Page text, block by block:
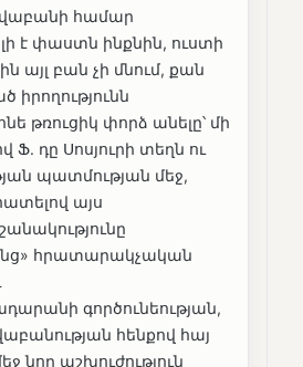
համար
է փաստն ինքնին, ուստի
այլ բան չի մնում, քան
իրողությունն
թռուցիկ փորձ անելը՝ մի
Ֆ. դը Սոսյուրի տեղն ու
պատմության մեջ,
այս
հրատարակչական
գործունեության,
հենքով հայ
նոր աշխուժություն